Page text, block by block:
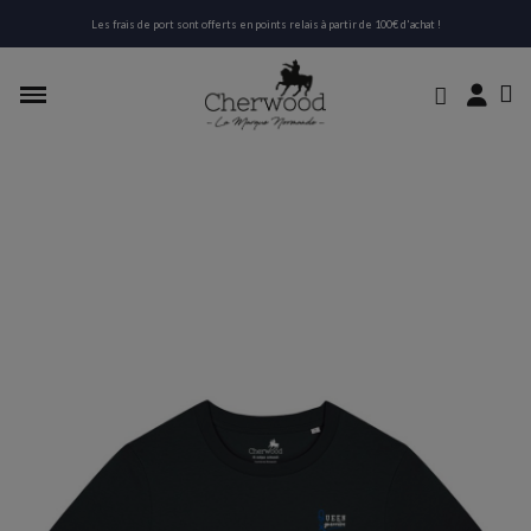
Les frais de port sont offerts en points relais à partir de 100€ d'achat !